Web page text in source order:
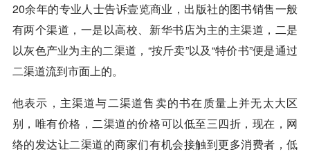
20余年的专业人士告诉壹览商业 ，出版社的图书销售一般
有两个渠道，一是以高校、新华书店为主的主渠道，二是
以灰色产业为主的二渠道，“按斤卖”以及“特价书”便是通过
二渠道流到市面上的。
他表示，主渠道与二渠道售卖的书在质量上并无太大区
别，唯有价格，二渠道的价格可以低至三四折，现在，网
络的发达让二渠道的商家们有机会接触到更多消费者，低